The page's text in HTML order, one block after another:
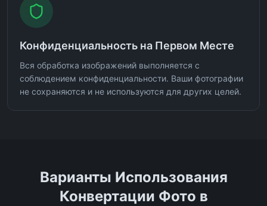
Конфиденциальность на Первом Месте
Вся обработка изображений выполняется с
соблюдением конфиденциальности. Ваши фотографии
не сохраняются и не используются для других целей.
Варианты Использования
Конвертации Фото в